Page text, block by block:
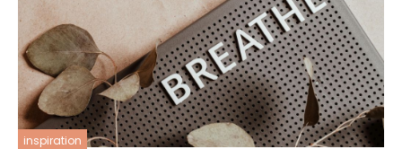
inspiration